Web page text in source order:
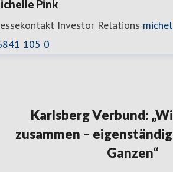
Pink
Investor Relations
105 0
Karlsberg Verbund:
zusammen –
Ganzen“